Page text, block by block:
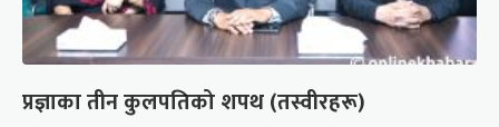
प्रज्ञाका तीन कुलपतिको शपथ (तस्वीरहरू)